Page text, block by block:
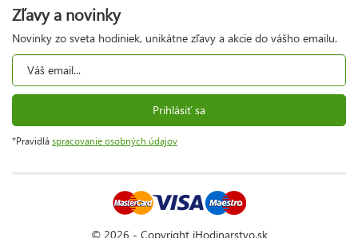
Zľavy a novinky
Novinky zo sveta hodiniek, unikátne zľavy a akcie do vášho emailu.
Prihlásiť sa
*Pravidlá spracovanie osobných údajov
© 2026 - Copyright iHodinarstvo.sk